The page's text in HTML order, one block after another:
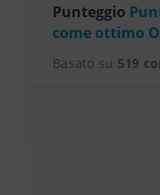
Punteggio
come ottimo
Basato su 519